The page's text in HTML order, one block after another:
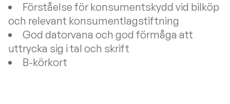
Förståelse för konsumentskydd vid bilköp
och relevant konsumentlagstiftning
God datorvana och god förmåga att
uttrycka sig i tal och skrift
B-körkort